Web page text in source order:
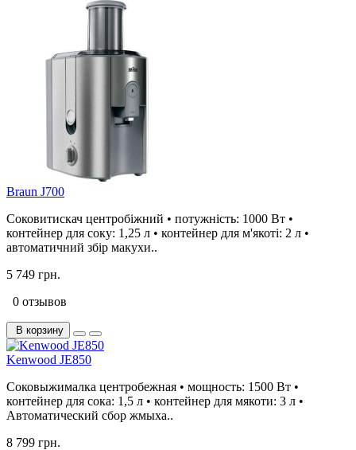
Braun J700
Соковитискач центробіжний • потужність: 1000 Вт •
контейнер для соку: 1,25 л • контейнер для м'якоті: 2 л •
автоматичний збір макухи..
5 749 грн.
0 отзывов
В корзину
Kenwood JE850
Соковыжималка центробежная • мощность: 1500 Вт •
контейнер для сока: 1,5 л • контейнер для мякоти: 3 л •
Автоматический сбор жмыха..
8 799 грн.